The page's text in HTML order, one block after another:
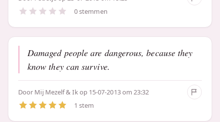
0 stemmen
Damaged people are dangerous, because they
know they can survive.
Door Mij Mezelf & Ikop 15-07-2013 om 23:32
1 stem